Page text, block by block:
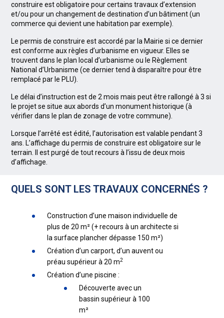
construire est obligatoire pour certains travaux d’extension
et/ou pour un changement de destination d’un bâtiment (un
commerce qui devient une habitation par exemple).
Le permis de construire est accordé par la Mairie si ce dernier
est conforme aux règles d’urbanisme en vigueur. Elles se
trouvent dans le plan local d’urbanisme ou le Règlement
National d’Urbanisme (ce dernier tend à disparaître pour être
remplacé par le PLU).
Le délai d’instruction est de 2 mois mais peut être rallongé à 3 si
le projet se situe aux abords d’un monument historique (à
vérifier dans le plan de zonage de votre commune).
Lorsque l’arrêté est édité, l’autorisation est valable pendant 3
ans. L’affichage du permis de construire est obligatoire sur le
terrain. Il est purgé de tout recours à l’issu de deux mois
d’affichage.
QUELS SONT LES TRAVAUX CONCERNÉS ?
Construction d’une maison individuelle de
plus de 20 m² (+ recours à un architecte si
la surface plancher dépasse 150 m²)
Création d’un carport, d’un auvent ou
préau supérieur à 20 m2
Création d’une piscine :
Découverte avec un
bassin supérieur à 100
m²